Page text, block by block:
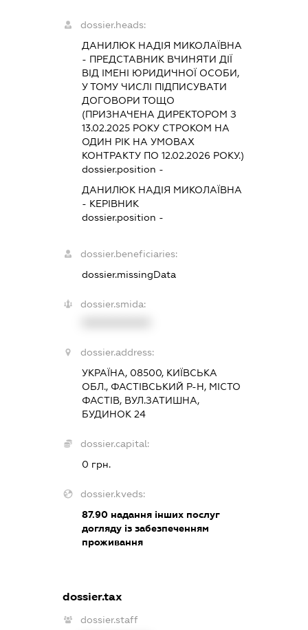
dossier.heads:
ДАНИЛЮК НАДІЯ МИКОЛАЇВНА
- ПРЕДСТАВНИК ВЧИНЯТИ ДІЇ
ВІД ІМЕНІ ЮРИДИЧНОЇ ОСОБИ,
У ТОМУ ЧИСЛІ ПІДПИСУВАТИ
ДОГОВОРИ ТОЩО
(ПРИЗНАЧЕНА ДИРЕКТОРОМ З
13.02.2025 РОКУ СТРОКОМ НА
ОДИН РІК НА УМОВАХ
КОНТРАКТУ ПО 12.02.2026 РОКУ.)
dossier.position -
ДАНИЛЮК НАДІЯ МИКОЛАЇВНА
- КЕРІВНИК
dossier.position -
dossier.beneficiaries:
dossier.missingData
dossier.smida:
dossier.address:
УКРАЇНА, 08500, КИЇВСЬКА
ОБЛ., ФАСТІВСЬКИЙ Р-Н, МІСТО
ФАСТІВ, ВУЛ.ЗАТИШНА,
БУДИНОК 24
dossier.capital:
0 грн.
dossier.kveds:
87.90 надання інших послуг
догляду із забезпеченням
проживання
dossier.tax
dossier.staff